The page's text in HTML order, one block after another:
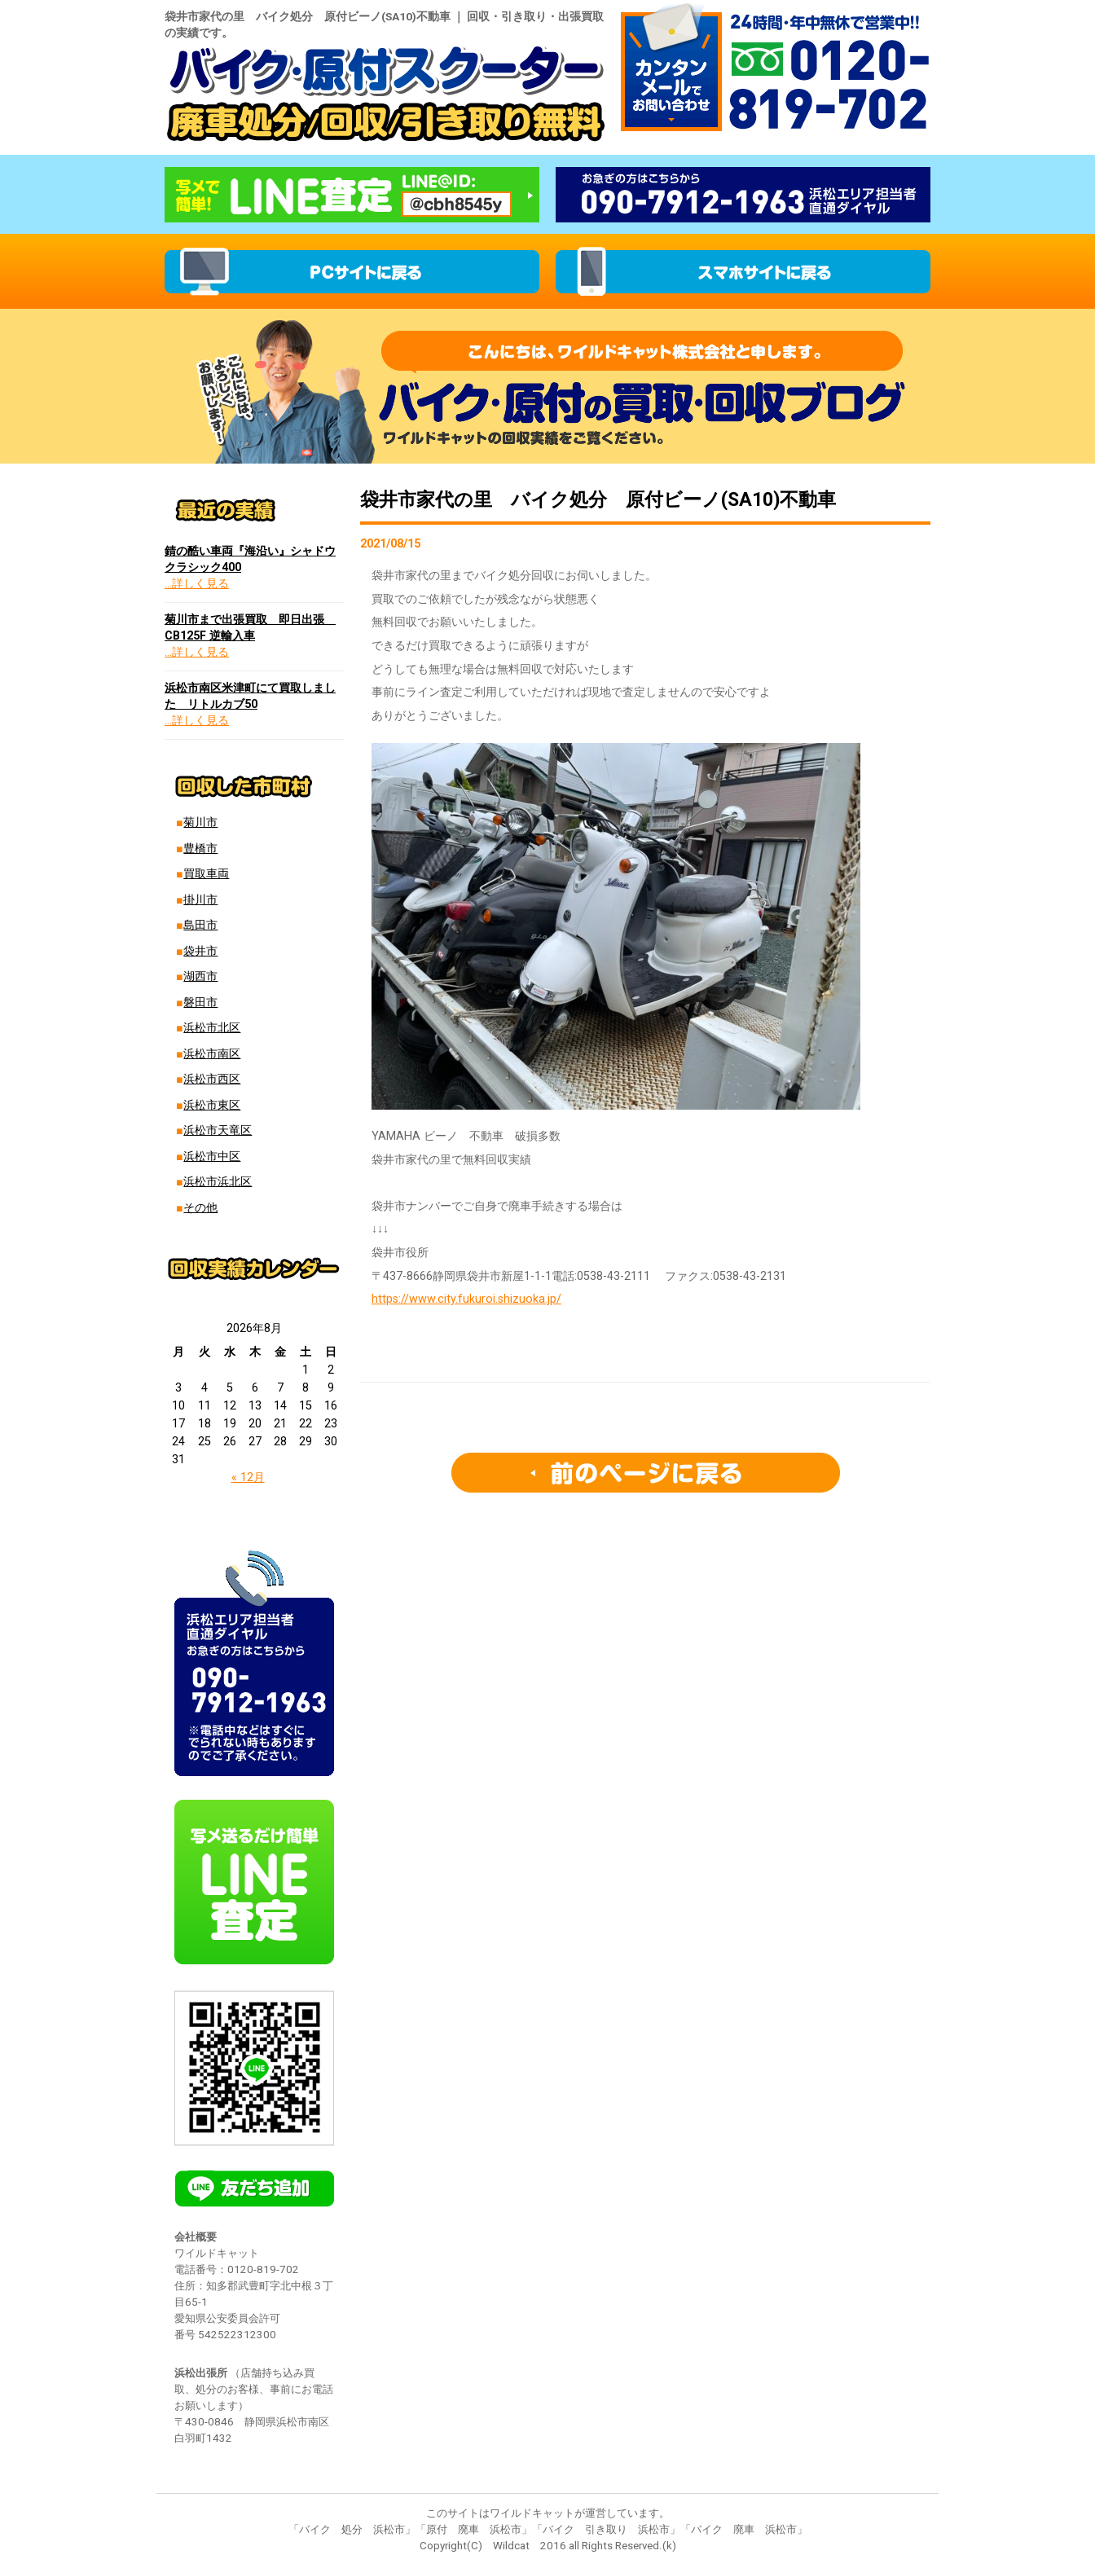
袋井市家代の里 バイク処分 原付ビーノ(SA10)不動車 ｜ 回収・引き取り・出張買取
の実績です。
袋井市家代の里 バイク処分 原付ビーノ(SA10)不動車
2021/08/15
袋井市家代の里までバイク処分回収にお伺いしました。
買取でのご依頼でしたが残念ながら状態悪く
無料回収でお願いいたしました。
できるだけ買取できるように頑張りますが
どうしても無理な場合は無料回収で対応いたします
事前にライン査定ご利用していただければ現地で査定しませんので安心ですよ
ありがとうございました。
YAMAHA ビーノ 不動車 破損多数
袋井市家代の里で無料回収実績
袋井市ナンバーでご自身で廃車手続きする場合は
↓↓↓
袋井市役所
〒437-8666静岡県袋井市新屋1-1-1電話:0538-43-2111 ファクス:0538-43-2131
https://www.city.fukuroi.shizuoka.jp/
錆の酷い車両『海沿い』シャドウ
クラシック400
…詳しく見る
菊川市まで出張買取 即日出張
CB125F 逆輸入車
…詳しく見る
浜松市南区米津町にて買取しまし
た リトルカブ50
…詳しく見る
菊川市
豊橋市
買取車両
掛川市
島田市
袋井市
湖西市
磐田市
浜松市北区
浜松市南区
浜松市西区
浜松市東区
浜松市天竜区
浜松市中区
浜松市浜北区
その他
2026年8月
月
火 水 木 金 土
日
1
2
3
4 5 6 7 8
9
10
11 12 13 14 15
16
17
18 19 20 21 22
23
24
25 26 27 28 29
30
31
« 12月
会社概要
ワイルドキャット
電話番号： 0120-819-702
住所：知多郡武豊町字北中根３丁
目65-1
愛知県公安委員会許可
番号 542522312300
浜松出張所 （店舗持ち込み買
取、処分のお客様、事前にお電話
お願いします）
〒430-0846 静岡県浜松市南区
白羽町1432
このサイトはワイルドキャットが運営しています。
「バイク 処分 浜松市」「原付 廃車 浜松市」「バイク 引き取り 浜松市」「バイク 廃車 浜松市」
Copyright(C) Wildcat 2016 all Rights Reserved.(k)